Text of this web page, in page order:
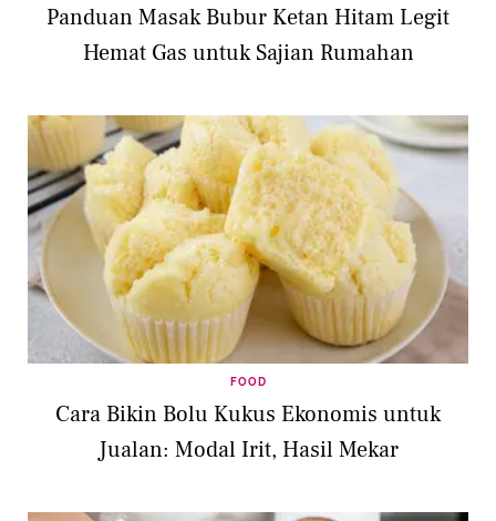
Panduan Masak Bubur Ketan Hitam Legit
Hemat Gas untuk Sajian Rumahan
FOOD
Cara Bikin Bolu Kukus Ekonomis untuk
Jualan: Modal Irit, Hasil Mekar